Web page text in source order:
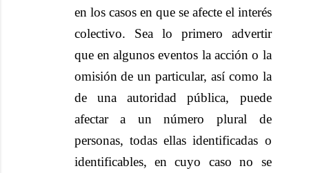
en los casos en que se afecte el interés
colectivo. Sea lo primero advertir
que en algunos eventos la acción o la
omisión de un particular, así como la
de una autoridad pública, puede
afectar a un número plural de
personas, todas ellas identificadas o
identificables, en cuyo caso no se